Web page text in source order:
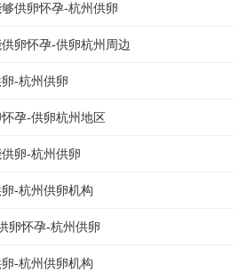
供卵怀孕-杭州供卵
卵怀孕-供卵杭州周边
-杭州供卵
孕-供卵杭州地区
卵-杭州供卵
-杭州供卵机构
卵怀孕-杭州供卵
-杭州供卵机构